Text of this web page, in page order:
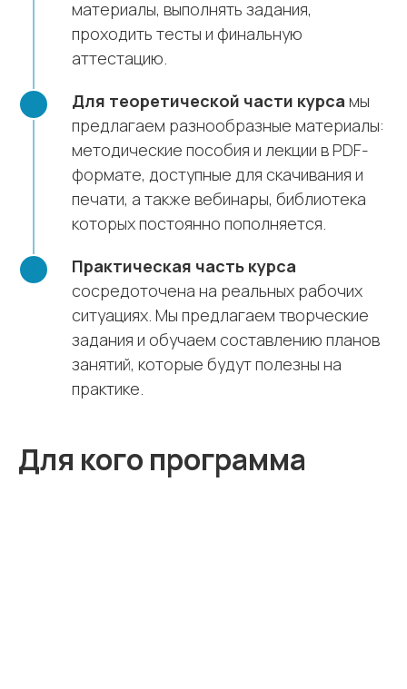
материалы, выполнять задания,
проходить тесты и финальную
аттестацию.
Для теоретической части курса мы
предлагаем разнообразные материалы:
методические пособия и лекции в PDF-
формате, доступные для скачивания и
печати, а также вебинары, библиотека
которых постоянно пополняется.
Практическая часть курса
сосредоточена на реальных рабочих
ситуациях. Мы предлагаем творческие
задания и обучаем составлению планов
занятий, которые будут полезны на
практике.
Для кого программа